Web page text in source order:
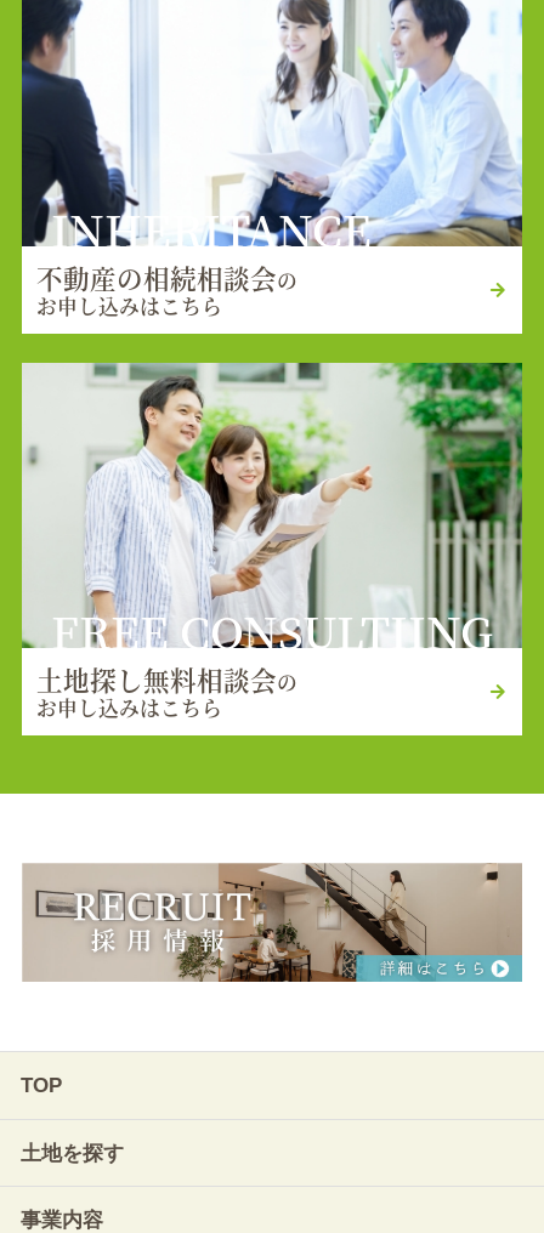
INHERITANCE
不動産の相続相談会の
お申し込みはこちら
FREE CONSULTIING
土地探し無料相談会の
お申し込みはこちら
TOP
土地を探す
事業内容